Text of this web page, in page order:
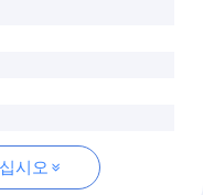
시오